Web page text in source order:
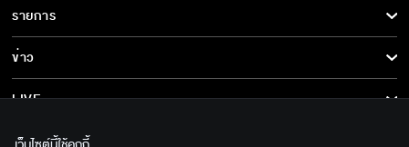
ซีรีส์นานาชาติ
การ์ตูน & เกม
รายการ
รายการทั้งหมด
ข่าว
ข่าวทั้งหมด
LIVE
เกี่ยวกับเรา